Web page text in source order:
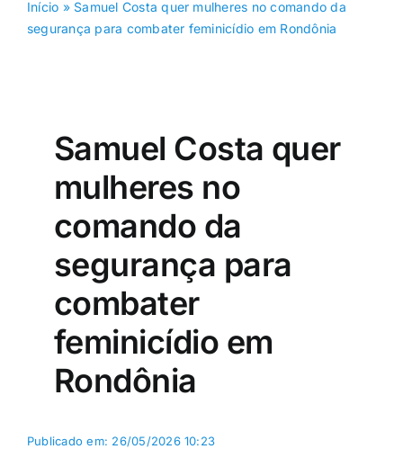
Início » Samuel Costa quer mulheres no comando da
segurança para combater feminicídio em Rondônia
Samuel Costa quer
mulheres no
comando da
segurança para
combater
feminicídio em
Rondônia
Publicado em: 26/05/2026 10:23